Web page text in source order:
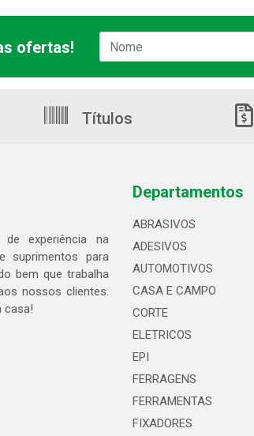
ofertas!
Títulos
experiência na
suprimentos para
bem que trabalha
nossos clientes.
casa!
Departamentos
ABRASIVOS
ADESIVOS
AUTOMOTIVOS
CASA E CAMPO
CORTE
ELETRICOS
EPI
FERRAGENS
FERRAMENTAS
FIXADORES